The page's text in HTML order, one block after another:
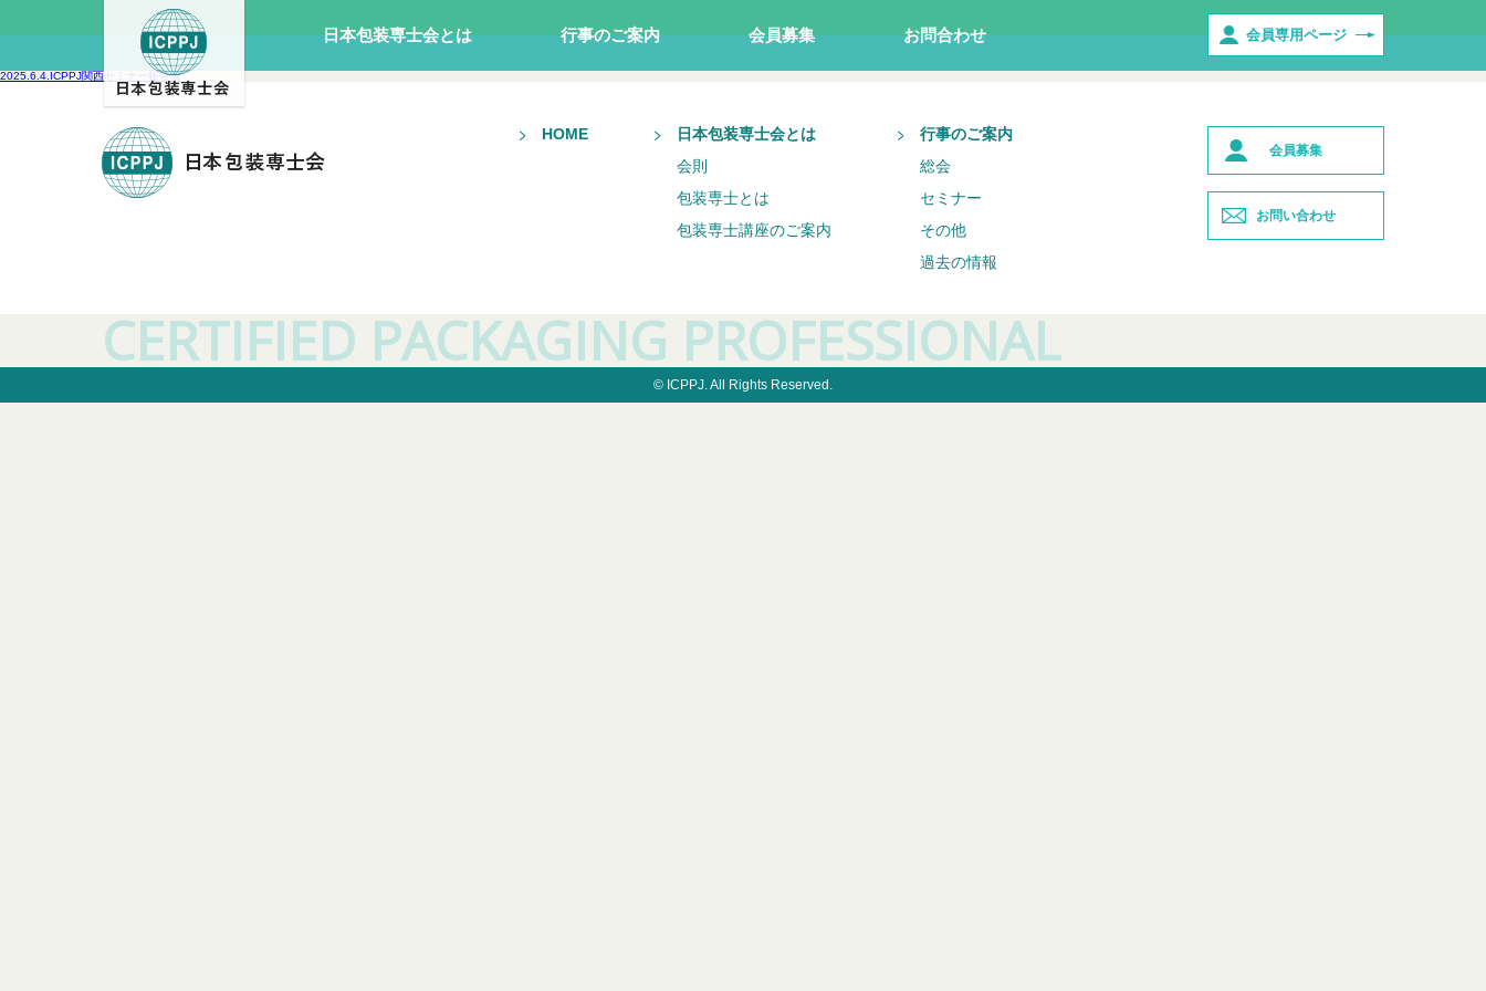
日本包装専士会とは 行事のご案内 会員募集 お問合わせ 会員専用ページ
2025.6.4.ICPPJ関西セミナー報告書
HOME
日本包装専士会とは
会則
包装専士とは
包装専士講座のご案内
行事のご案内
総会
セミナー
その他
過去の情報
会員募集
お問い合わせ
CERTIFIED PACKAGING PROFESSIONAL
© ICPPJ. All Rights Reserved.